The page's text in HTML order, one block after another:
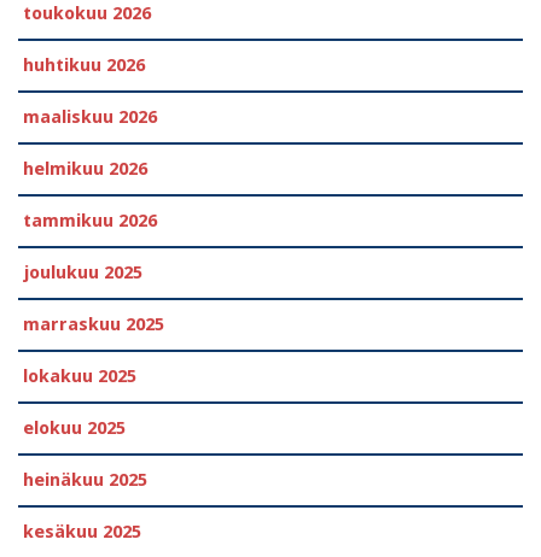
toukokuu 2026
huhtikuu 2026
maaliskuu 2026
helmikuu 2026
tammikuu 2026
joulukuu 2025
marraskuu 2025
lokakuu 2025
elokuu 2025
heinäkuu 2025
kesäkuu 2025